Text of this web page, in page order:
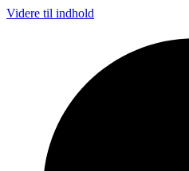
Videre til indhold